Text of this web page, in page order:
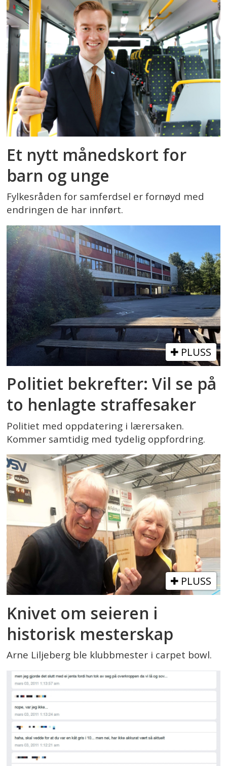
Et nytt månedskort for
barn og unge
Fylkesråden for samferdsel er fornøyd med
endringen de har innført.
PLUSS
Politiet bekrefter: Vil se på
to henlagte straffesaker
Politiet med oppdatering i lærersaken.
Kommer samtidig med tydelig oppfordring.
PLUSS
Knivet om seieren i
historisk mesterskap
Arne Liljeberg ble klubbmester i carpet bowl.